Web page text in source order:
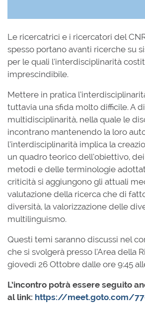
Le ricercatrici e i ricercatori del
spesso portano avanti ricerche su
per le quali l’interdisciplinarità
imprescindibile.
Mettere in pratica
tuttavia una sfida molto difficile. A
multidisciplinarità, nella quale le
incontrano mantenendo la loro
l’interdisciplinarità implica la
un quadro teorico dell’obiettivo,
metodi e delle terminologie
criticità si aggiungono gli attuali
valutazione della ricerca che di
diversità, la valorizzazione delle
multilinguismo.
Questi temi saranno discussi nel
che si svolgerà presso l’Area della
giovedì 26 Ottobre dalle ore 9:45
L’incontro potrà essere seguito
al link: https://meet.goto.com/